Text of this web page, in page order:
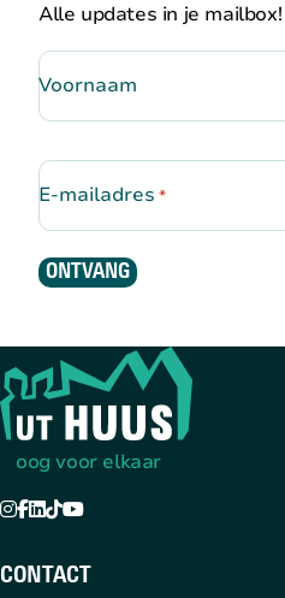
Alle updates in je mailbox!
Voornaam
E-mailadres *
ONTVANG
Terug naar de startpagina
oog voor elkaar
Instagram
Facebook
LinkedIn
TikTokYouTube
CONTACT